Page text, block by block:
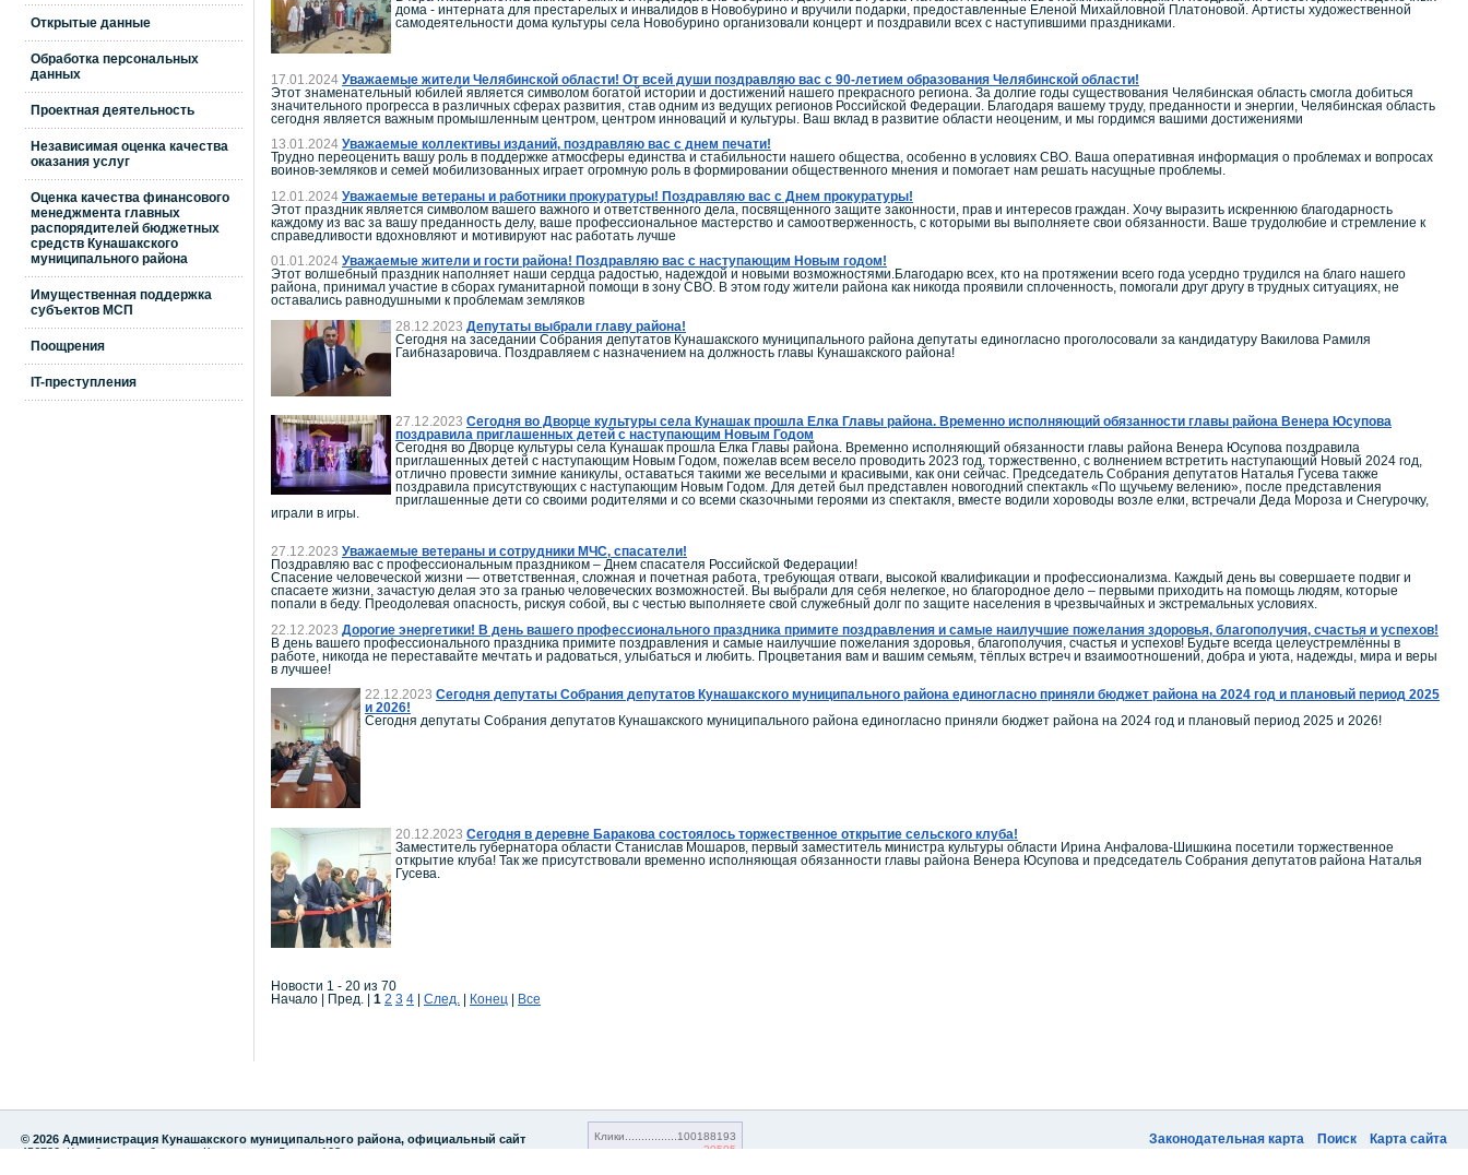
Открытые данные
Обработка персональных
данных
Проектная деятельность
Независимая оценка качества
оказания услуг
Оценка качества финансового
менеджмента главных
распорядителей бюджетных
средств Кунашакского
муниципального района
Имущественная поддержка
субъектов МСП
Поощрения
IT-преступления
дома - интерната для престарелых и инвалидов в Новобурино и вручили подарки, предоставленные Еленой Михайловной Платоновой. Артисты художественной
самодеятельности дома культуры села Новобурино организовали концерт и поздравили всех с наступившими праздниками.
17.01.2024 Уважаемые жители Челябинской области! От всей души поздравляю вас с 90-летием образования Челябинской области!
Этот знаменательный юбилей является символом богатой истории и достижений нашего прекрасного региона. За долгие годы существования Челябинская область смогла добиться
значительного прогресса в различных сферах развития, став одним из ведущих регионов Российской Федерации. Благодаря вашему труду, преданности и энергии, Челябинская область
сегодня является важным промышленным центром, центром инноваций и культуры. Ваш вклад в развитие области неоценим, и мы гордимся вашими достижениями
13.01.2024 Уважаемые коллективы изданий, поздравляю вас с днем печати!
Трудно переоценить вашу роль в поддержке атмосферы единства и стабильности нашего общества, особенно в условиях СВО. Ваша оперативная информация о проблемах и вопросах
воинов-земляков и семей мобилизованных играет огромную роль в формировании общественного мнения и помогает нам решать насущные проблемы.
12.01.2024 Уважаемые ветераны и работники прокуратуры! Поздравляю вас с Днем прокуратуры!
Этот праздник является символом вашего важного и ответственного дела, посвященного защите законности, прав и интересов граждан. Хочу выразить искреннюю благодарность
каждому из вас за вашу преданность делу, ваше профессиональное мастерство и самоотверженность, с которыми вы выполняете свои обязанности. Ваше трудолюбие и стремление к
справедливости вдохновляют и мотивируют нас работать лучше
01.01.2024 Уважаемые жители и гости района! Поздравляю вас с наступающим Новым годом!
Этот волшебный праздник наполняет наши сердца радостью, надеждой и новыми возможностями.Благодарю всех, кто на протяжении всего года усердно трудился на благо нашего
района, принимал участие в сборах гуманитарной помощи в зону СВО. В этом году жители района как никогда проявили сплоченность, помогали друг другу в трудных ситуациях, не
оставались равнодушными к проблемам земляков
28.12.2023 Депутаты выбрали главу района!
Сегодня на заседании Собрания депутатов Кунашакского муниципального района депутаты единогласно проголосовали за кандидатуру Вакилова Рамиля
Гаибназаровича. Поздравляем с назначением на должность главы Кунашакского района!
27.12.2023 Сегодня во Дворце культуры села Кунашак прошла Елка Главы района. Временно исполняющий обязанности главы района Венера Юсупова
поздравила приглашенных детей с наступающим Новым Годом
Сегодня во Дворце культуры села Кунашак прошла Елка Главы района. Временно исполняющий обязанности главы района Венера Юсупова поздравила
приглашенных детей с наступающим Новым Годом, пожелав всем весело проводить 2023 год, торжественно, с волнением встретить наступающий Новый 2024 год,
отлично провести зимние каникулы, оставаться такими же веселыми и красивыми, как они сейчас. Председатель Собрания депутатов Наталья Гусева также
поздравила присутствующих с наступающим Новым Годом. Для детей был представлен новогодний спектакль «По щучьему велению», после представления
приглашенные дети со своими родителями и со всеми сказочными героями из спектакля, вместе водили хороводы возле елки, встречали Деда Мороза и Снегурочку,
играли в игры.
27.12.2023 Уважаемые ветераны и сотрудники МЧС, спасатели!
Поздравляю вас с профессиональным праздником – Днем спасателя Российской Федерации!
Спасение человеческой жизни — ответственная, сложная и почетная работа, требующая отваги, высокой квалификации и профессионализма. Каждый день вы совершаете подвиг и
спасаете жизни, зачастую делая это за гранью человеческих возможностей. Вы выбрали для себя нелегкое, но благородное дело – первыми приходить на помощь людям, которые
попали в беду. Преодолевая опасность, рискуя собой, вы с честью выполняете свой служебный долг по защите населения в чрезвычайных и экстремальных условиях.
22.12.2023 Дорогие энергетики! В день вашего профессионального праздника примите поздравления и самые наилучшие пожелания здоровья, благополучия, счастья и успехов!
В день вашего профессионального праздника примите поздравления и самые наилучшие пожелания здоровья, благополучия, счастья и успехов! Будьте всегда целеустремлённы в
работе, никогда не переставайте мечтать и радоваться, улыбаться и любить. Процветания вам и вашим семьям, тёплых встреч и взаимоотношений, добра и уюта, надежды, мира и веры
в лучшее!
22.12.2023 Сегодня депутаты Собрания депутатов Кунашакского муниципального района единогласно приняли бюджет района на 2024 год и плановый период 2025
и 2026!
Сегодня депутаты Собрания депутатов Кунашакского муниципального района единогласно приняли бюджет района на 2024 год и плановый период 2025 и 2026!
20.12.2023 Сегодня в деревне Баракова состоялось торжественное открытие сельского клуба!
Заместитель губернатора области Станислав Мошаров, первый заместитель министра культуры области Ирина Анфалова-Шишкина посетили торжественное
открытие клуба! Так же присутствовали временно исполняющая обязанности главы района Венера Юсупова и председатель Собрания депутатов района Наталья
Гусева.
Новости 1 - 20 из 70
Начало | Пред. | 1 2 3 4 След. Конец Все
© 2026 Администрация Кунашакского муниципального района, официальный сайт
456730, Челябинская область, с.Кунашак, ул. Ленина 103
Клики
100188193
20595
Законодательная карта Поиск Карта сайта